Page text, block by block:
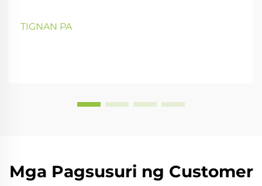
TIGNAN PA
Mga Pagsusuri ng Customer